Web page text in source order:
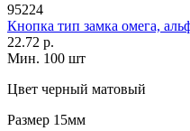
95224
Кнопка тип замка омега,
22.72 р.
Мин. 100 шт
Цвет черный матовый
Размер 15мм